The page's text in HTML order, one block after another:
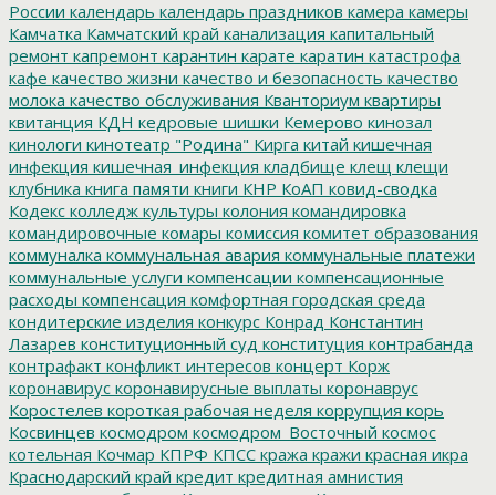
России календарь календарь праздников камера камеры
Камчатка Камчатский край канализация капитальный
ремонт капремонт карантин карате каратин катастрофа
кафе качество жизни качество и безопасность качество
молока качество обслуживания Кванториум квартиры
квитанция КДН кедровые шишки Кемерово кинозал
кинологи кинотеатр "Родина" Кирга китай кишечная
инфекция кишечная_инфекция кладбище клещ клещи
клубника книга памяти книги КНР КоАП ковид-сводка
Кодекс колледж культуры колония командировка
командировочные комары комиссия комитет образования
коммуналка коммунальная авария коммунальные платежи
коммунальные услуги компенсации компенсационные
расходы компенсация комфортная городская среда
кондитерские изделия конкурс Конрад Константин
Лазарев конституционный суд конституция контрабанда
контрафакт конфликт интересов концерт Корж
коронавирус коронавирусные выплаты коронаврус
Коростелев короткая рабочая неделя коррупция корь
Косвинцев космодром космодром_Восточный космос
котельная Кочмар КПРФ КПСС кража кражи красная икра
Краснодарский край кредит кредитная амнистия